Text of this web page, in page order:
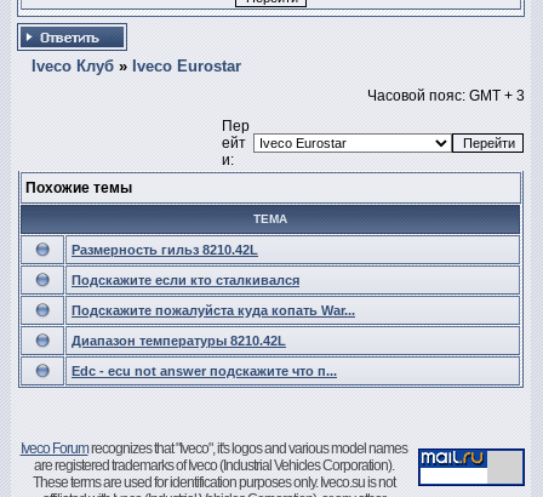
Iveco Клуб » Iveco Eurostar
Часовой пояс: GMT + 3
Пер
ейт
и:
Похожие темы
ТЕМА
Размерность гильз 8210.42L
Подскажите если кто сталкивался
Подскажите пожалуйста куда копать War...
Диапазон температуры 8210.42L
Edc - ecu not answer подскажите что п...
Iveco Forumrecognizes that "Iveco", it's logos and various model names
are registered trademarks of Iveco (Industrial Vehicles Corporation).
These terms are used for identification purposes only. Iveco.su is not